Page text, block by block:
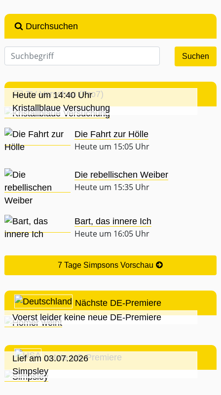
Durchsuchen
TV-Vorschau (Pro7)
Heute um 14:40 Uhr
Kristallblaue Versuchung
Die Fahrt zur Hölle
Heute um 15:05 Uhr
Die rebellischen Weiber
Heute um 15:35 Uhr
Bart, das innere Ich
Heute um 16:05 Uhr
7 Tage Simpsons Vorschau
Nächste DE-Premiere
Voerst leider keine neue DE-Premiere
Letzte US-Premiere
Lief am 03.07.2026
Simpsley